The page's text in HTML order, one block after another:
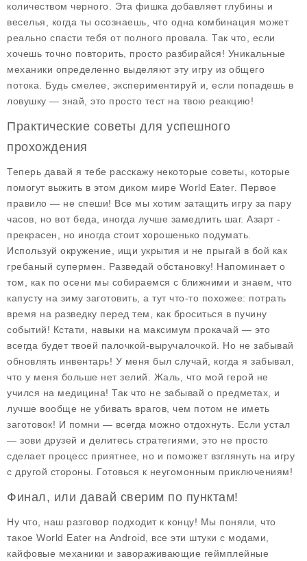
количеством черного. Эта фишка добавляет глубины и
веселья, когда ты осознаешь, что одна комбинация может
реально спасти тебя от полного провала. Так что, если
хочешь точно повторить, просто разбирайся! Уникальные
механики определенно выделяют эту игру из общего
потока. Будь смелее, экспериментируй и, если попадешь в
ловушку — знай, это просто тест на твою реакцию!
Практические советы для успешного
прохождения
Теперь давай я тебе расскажу некоторые советы, которые
помогут выжить в этом диком мире World Eater . Первое
правило — не спеши! Все мы хотим затащить игру за пару
часов, но вот беда, иногда лучше замедлить шаг. Азарт -
прекрасен, но иногда стоит хорошенько подумать.
Используй окружение, ищи укрытия и не прыгай в бой как
гребаный супермен. Разведай обстановку! Напоминает о
том, как по осени мы собираемся с ближними и знаем, что
капусту на зиму заготовить, а тут что-то похожее: потрать
время на разведку перед тем, как броситься в пучину
событий! Кстати, навыки на максимум прокачай — это
всегда будет твоей палочкой-выручалочкой. Но не забывай
обновлять инвентарь! У меня был случай, когда я забывал,
что у меня больше нет зелий. Жаль, что мой герой не
учился на медицина! Так что не забывай о предметах, и
лучше вообще не убивать врагов, чем потом не иметь
заготовок! И помни — всегда можно отдохнуть. Если устал
— зови друзей и делитесь стратегиями, это не просто
сделает процесс приятнее, но и поможет взглянуть на игру
с другой стороны. Готовься к неугомонным приключениям!
Финал, или давай сверим по пунктам!
Ну что, наш разговор подходит к концу! Мы поняли, что
такое World Eater на Android, все эти штуки с модами,
кайфовые механики и завораживающие геймплейные